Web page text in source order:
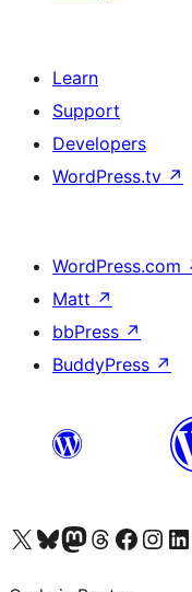
Learn
Support
Developers
WordPress.tv ↗
WordPress.com
Matt ↗
bbPress ↗
BuddyPress ↗
Visit our X (formerly Twitter) account
ഞങ്ങളുടെ ബ്ലൂസ്കൈ അക്കൗണ്ട്
Visit our Mastodon account
ഞങ്ങളുടെ ത്രെഡ്സ്
Visit our Facebook page
Visit ourVisit